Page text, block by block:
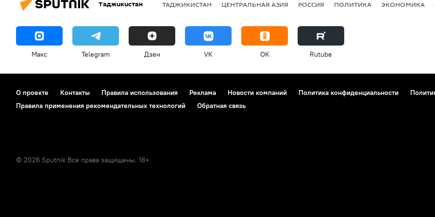
Таджикистан ТАДЖИКИСТАН ЦЕНТРАЛЬНАЯ АЗИЯ РОССИЯ ПОЛИТИКА ЭКОНОМИКА
Макс Telegram Дзен VK OK Rutube
О проекте Контакты Правила использования Реклама Новости компаний Политика конфиденциальности
Правила применения рекомендательных технологий
Обратная связь
© 2026 Sputnik Все права защищены. 18+